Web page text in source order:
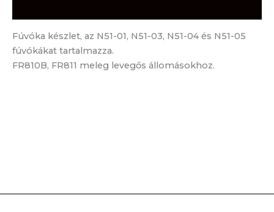
Fúvóka készlet, az N51-01, N51-03, N51-04 és N51-05
fúvókákat tartalmazza.
FR810B, FR811 meleg levegős állomásokhoz.